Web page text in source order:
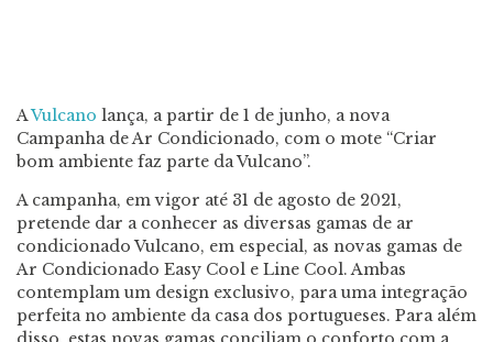
AVulcano lança, a partir de 1 de junho, a nova
Campanha de Ar Condicionado, com o mote “Criar
bom ambiente faz parte da Vulcano”.
A campanha, em vigor até 31 de agosto de 2021,
pretende dar a conhecer as diversas gamas de ar
condicionado Vulcano, em especial, as novas gamas de
Ar Condicionado Easy Cool e Line Cool. Ambas
contemplam um design exclusivo, para uma integração
perfeita no ambiente da casa dos portugueses. Para além